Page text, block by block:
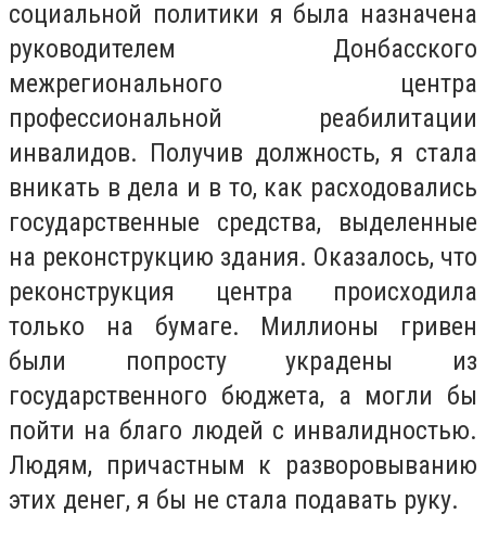
социальной политики я была назначена
руководителем Донбасского
межрегионального центра
профессиональной реабилитации
инвалидов. Получив должность, я стала
вникать в дела и в то, как расходовались
государственные средства, выделенные
на реконструкцию здания. Оказалось, что
реконструкция центра происходила
только на бумаге. Миллионы гривен
были попросту украдены из
государственного бюджета, а могли бы
пойти на благо людей с инвалидностью.
Людям, причастным к разворовыванию
этих денег, я бы не стала подавать руку.